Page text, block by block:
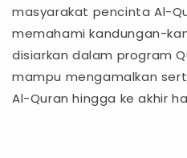
masyarakat pencinta Al-
memahami kandungan-
disiarkan dalam program
mampu mengamalkan
Al-Quran hingga ke akhir